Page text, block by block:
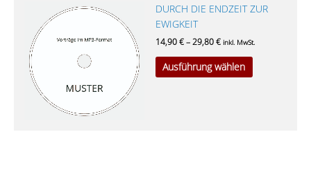
Produktseite
werden
DURCH DIE ENDZEIT ZUR
EWIGKEIT
14,90€–29,80€ inkl. MwSt.
Ausführung wählen
Dieses
weist
mehrere